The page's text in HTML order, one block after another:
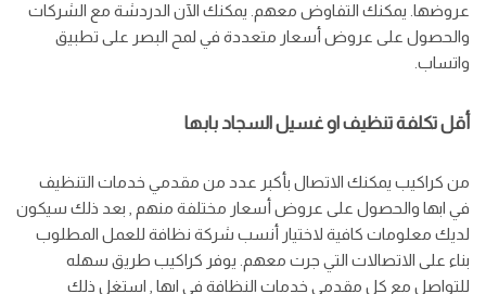
عروضها. يمكنك التفاوض معهم. يمكنك الآن الدردشة مع الشركات
والحصول على عروض أسعار متعددة في لمح البصر على تطبيق
واتساب.
أقل تكلفة تنظيف او غسيل السجاد بابها
من كراكيب يمكنك الاتصال بأكبر عدد من مقدمي خدمات التنظيف
في ابها والحصول على عروض أسعار مختلفة منهم , بعد ذلك سيكون
لديك معلومات كافية لاختيار أنسب شركة نظافة للعمل المطلوب
بناء على الاتصالات التي جرت معهم. يوفر كراكيب طريق سهله
للتواصل مع كل مقدمي خدمات النظافة في ابها , استغل ذلك